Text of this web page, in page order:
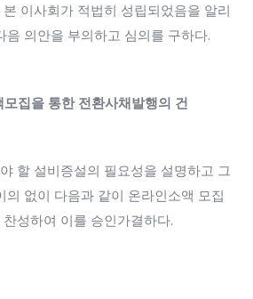
이사회가 적법히 성립되었음을 알리
음 의안을 부의하고 심의를 구하다.
집을 통한 전환사채발행의 건
할 설비증설의 필요성을 설명하고 그
의 없이 다음과 같이 온라인소액 모집
성하여 이를 승인가결하다.